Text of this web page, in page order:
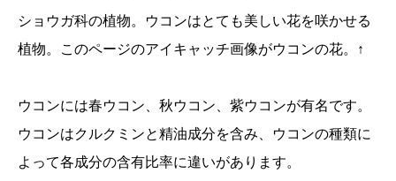
ショウガ科の植物。ウコンはとても美しい花を咲かせる
植物。このページのアイキャッチ画像がウコンの花。↑
ウコンには春ウコン、秋ウコン、紫ウコンが有名です。
ウコンはクルクミンと精油成分を含み、ウコンの種類に
よって各成分の含有比率に違いがあります。